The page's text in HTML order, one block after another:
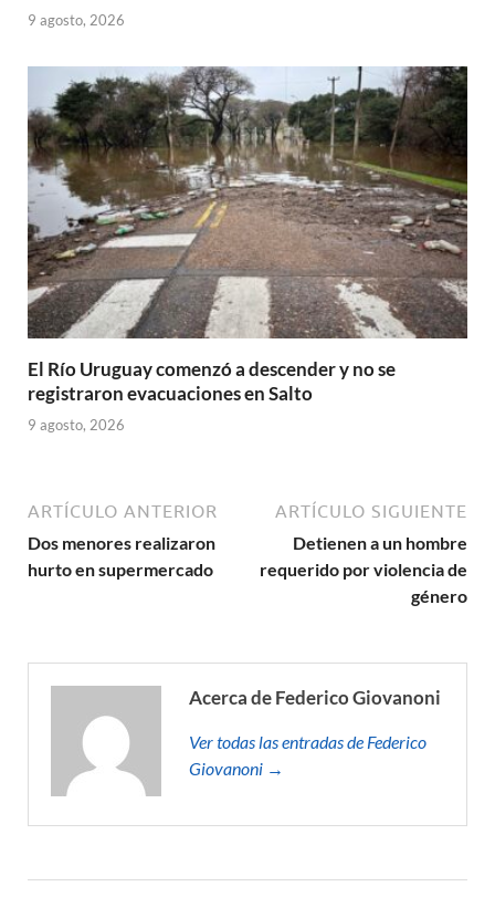
9 agosto, 2026
El Río Uruguay comenzó a descender y no se
registraron evacuaciones en Salto
9 agosto, 2026
ARTÍCULO ANTERIOR
Dos menores realizaron
hurto en supermercado
ARTÍCULO SIGUIENTE
Detienen a un hombre
requerido por violencia de
género
Acerca de Federico Giovanoni
Ver todas las entradas de Federico
Giovanoni →